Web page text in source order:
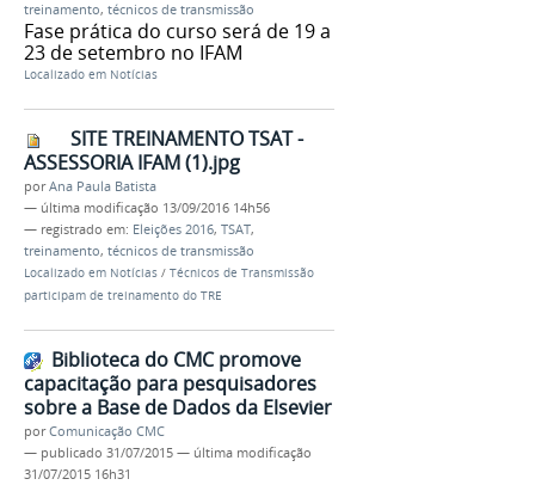
treinamento, técnicos de transmissão
Fase prática do curso será de 19 a
23 de setembro no IFAM
Localizado em Notícias
SITE TREINAMENTO TSAT -
ASSESSORIA IFAM (1).jpg
porAna Paula Batista
— última modificação 13/09/2016 14h56
— registrado em: Eleições 2016, TSAT,
treinamento, técnicos de transmissão
Localizado em Notícias / Técnicos de Transmissão
participam de treinamento do TRE
Biblioteca do CMC promove
capacitação para pesquisadores
sobre a Base de Dados da Elsevier
porComunicação CMC
— publicado 31/07/2015 — última modificação
31/07/2015 16h31